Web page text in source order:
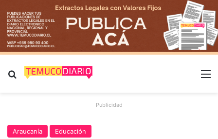
Buscar por
Publicidad
Araucanía Educación